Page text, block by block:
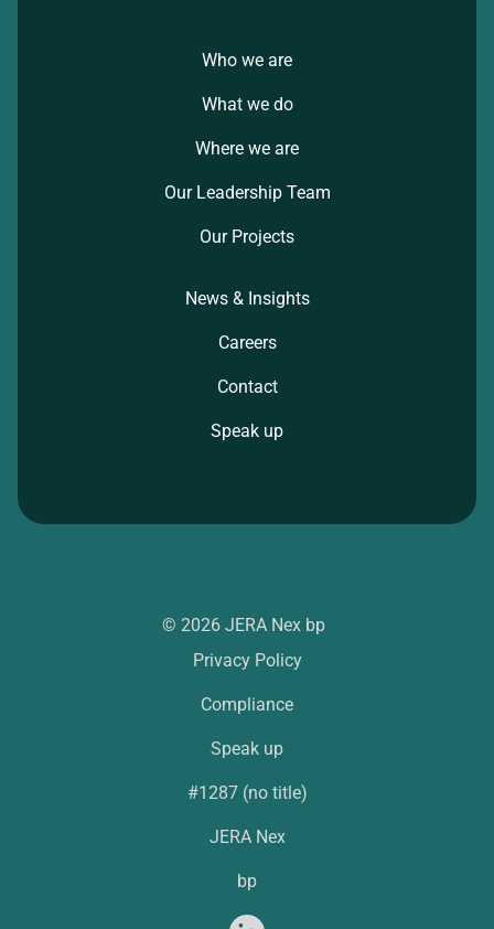
Who we are
What we do
Where we are
Our Leadership Team
Our Projects
News & Insights
Careers
Contact
Speak up
© 2026 JERA Nex bp
Privacy Policy
Compliance
Speak up
#1287 (no title)
JERA Nex
bp